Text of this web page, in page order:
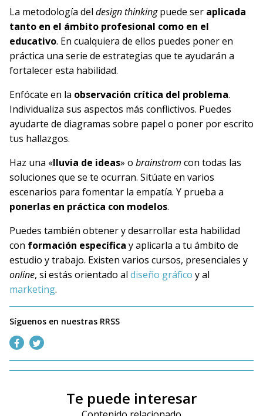
La metodología del design thinkingpuede ser aplicada
tanto en el ámbito profesional como en el
educativo. En cualquiera de ellos puedes poner en
práctica una serie de estrategias que te ayudarán a
fortalecer esta habilidad.
Enfócate en la observación crítica del problema.
Individualiza sus aspectos más conflictivos. Puedes
ayudarte de diagramas sobre papel o poner por escrito
tus hallazgos.
Haz una «lluvia de ideas» o brainstrom con todas las
soluciones que se te ocurran. Sitúate en varios
escenarios para fomentar la empatía. Y prueba a
ponerlas en práctica con modelos.
Puedes también obtener y desarrollar esta habilidad
con formación específica y aplicarla a tu ámbito de
estudio y trabajo. Existen varios cursos, presenciales y
online, si estás orientado al diseño gráfico y al
marketing.
Síguenos en nuestras RRSS
Te puede interesar